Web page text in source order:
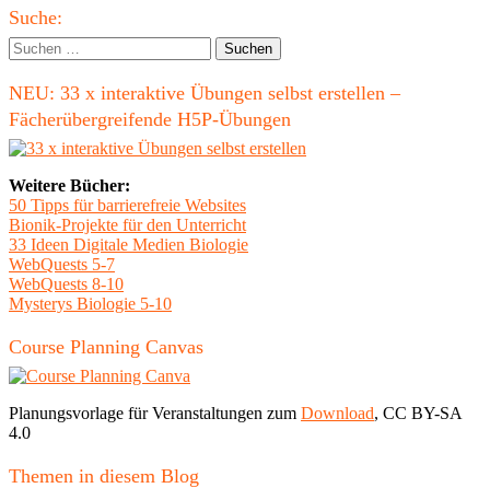
Haupt-
Seitenleiste
Suche:
Suchen
nach:
NEU: 33 x interaktive Übungen selbst erstellen –
Fächerübergreifende H5P-Übungen
Weitere Bücher:
50 Tipps für barrierefreie Websites
Bionik-Projekte für den Unterricht
33 Ideen Digitale Medien Biologie
WebQuests 5-7
WebQuests 8-10
Mysterys Biologie 5-10
Course Planning Canvas
Planungsvorlage für Veranstaltungen zum Download, CC BY-SA
4.0
Themen in diesem Blog